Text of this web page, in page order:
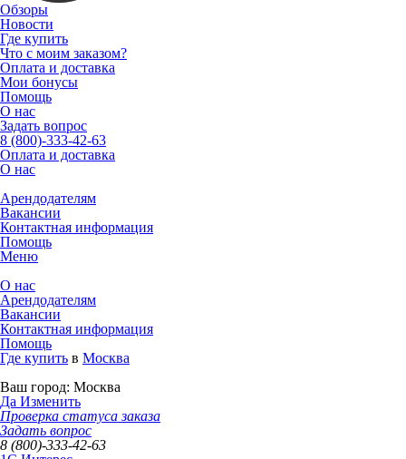
Обзоры
Новости
Где купить
Что с моим заказом?
Оплата и доставка
Мои бонусы
Помощь
О нас
Задать вопрос
8 (800)-333-42-63
Оплата и доставка
О нас
Арендодателям
Вакансии
Контактная информация
Помощь
Меню
О нас
Арендодателям
Вакансии
Контактная информация
Помощь
Где купить в Москва
Ваш город: Москва
Да Изменить
Проверка статуса заказа
Задать вопрос
8 (800)-333-42-63